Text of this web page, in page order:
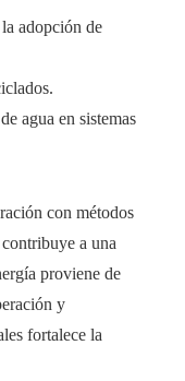
adopción de
agua en sistemas
con métodos
a una
proviene de
y
fortalece la